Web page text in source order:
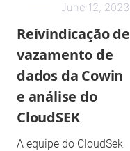
June 12, 2023
Reivindicação de
vazamento de
dados da Cowin
e análise do
CloudSEK
A equipe do CloudSek